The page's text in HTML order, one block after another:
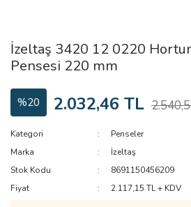
İzeltaş 3420 12 0220
Pensesi 220 mm
%20 2.032,46 TL
Kategori
Penseler
Marka
İzeltaş
Stok Kodu
8691150456209
Fiyat
2.117,15 TL + KDV